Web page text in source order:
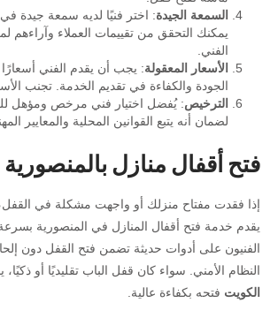
السمعة الجيدة: اختر فنيًا لديه سمعة جيدة
يمكنك التحقق من تقييمات العملاء وآراءهم
الفني.
الأسعار المعقولة: يجب أن يقدم الفني أسعارًا
الجودة والكفاءة في تقديم الخدمة. تجنب
الترخيص: يُفضل اختيار فني مرخص ومؤهل
لضمان أنه يتبع القوانين المحلية والمعايير
فتح أقفال منازل بالمنصورية
إذا فقدت مفتاح منزلك أو واجهت مشكلة في
يقدم خدمة فتح أقفال المنازل في المنصورية بسرعة
الفنيون على أدوات حديثة تضمن فتح القفل دون
النظام الأمني. سواء كان قفل الباب تقليديًا أو
الكويت فتحه بكفاءة عالية.